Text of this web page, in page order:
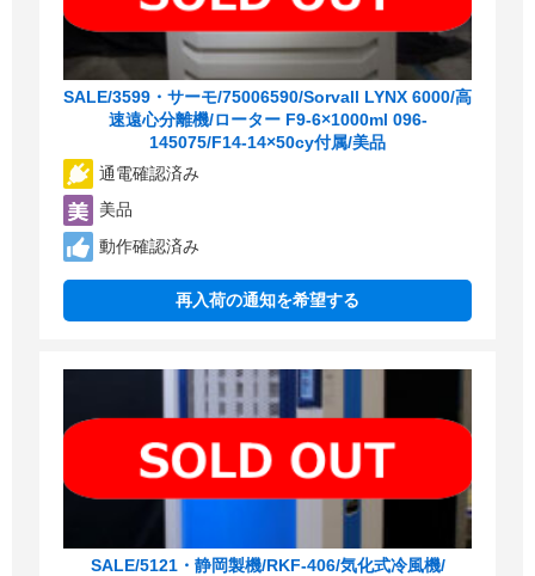
SALE/3599・サーモ/75006590/Sorvall LYNX 6000/高
速遠心分離機/ローター F9-6×1000ml 096-
145075/F14-14×50cy付属/美品
通電確認済み
美品
動作確認済み
再入荷の通知を希望する
SALE/5121・静岡製機/RKF-406/気化式冷風機/